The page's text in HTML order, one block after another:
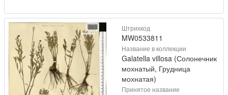
Штрихкод
MW0533811
Название в коллекции
Galatella villosa (Солонечник
мохнатый, Грудница
мохнатая)
Принятое название